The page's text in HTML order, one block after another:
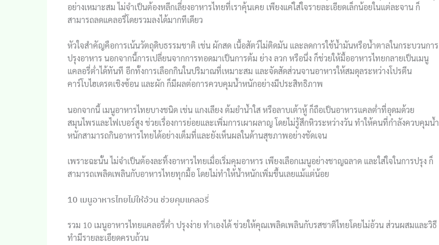
อย่างเหมาะสม ไม่จำเป็นต้องหลีกเลี่ยงอาหารไทยที่เราคุ้นเคย เพียงแค่ใส่ใจรายละเอียดเล็กน้อยในแต่ละจาน ก็
สามารถลดแคลอรี่โดยรวมลงได้มากทีเดียว
หัวใจสำคัญคือการเน้นวัตถุดิบธรรมชาติ เช่น ผักสด เนื้อสัตว์ไม่ติดมัน และลดการใช้น้ำมันหรือน้ำตาลในกระบวนการ
ปรุงอาหาร นอกจากนี้การเปลี่ยนจากการทอดมาเป็นการต้ม ย่าง ลวก หรือนึ่ง ก็ช่วยให้มื้ออาหารไทยกลายเป็นเมนู
แคลอรี่ต่ำได้ทันที อีกทั้งการเลือกกินในปริมาณที่เหมาะสม และจัดสัดส่วนจานอาหารให้สมดุลระหว่างโปรตีน
คาร์โบไฮเดรตเชิงซ้อน และผัก ก็มีผลต่อการควบคุมน้ำหนักอย่างมีประสิทธิภาพ
นอกจากนี้ เมนูอาหารไทยบางชนิด เช่น แกงเลียง ต้มยำน้ำใส หรือลาบเต้าหู้ ก็ถือเป็นอาหารแคลต่ำที่อุดมด้วย
สมุนไพรและไฟเบอร์สูง ช่วยเรื่องการย่อยและเพิ่มการเผาผลาญ โดยไม่รู้สึกหิวระหว่างวัน ทำให้คนที่กำลังควบคุมน้ำ
หนักสามารถกินอาหารไทยได้อย่างเต็มที่และยังเห็นผลในด้านสุขภาพอย่างชัดเจน
เพราะฉะนั้น ไม่จำเป็นต้องละทิ้งอาหารไทยเมื่อเริ่มคุมอาหาร เพียงเลือกเมนูอย่างชาญฉลาด และใส่ใจในการปรุง ก็
สามารถเพลิดเพลินกับอาหารไทยทุกมื้อ โดยไม่ทำให้น้ำหนักเพิ่มขึ้นเลยแม้แต่น้อย
10 เมนูอาหารไทยไม่ให้อ้วน ช่วยคุมแคลอรี่
รวม 10 เมนูอาหารไทยแคลอรี่ต่ำ ปรุงง่าย ทำเองได้ ช่วยให้คุณเพลิดเพลินกับรสชาติไทยโดยไม่อ้วน ส่วนผสมและวิธี
ทำมีรายละเอียดครบถ้วน